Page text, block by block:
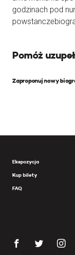
godzinach pod
Pomóż
Zaproponuj nowy
Ekspozycja
Kup bilety
FAQ